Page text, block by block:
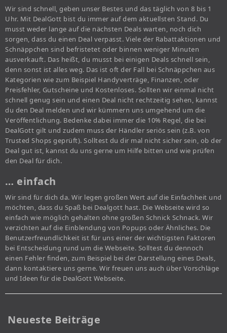
Wir sind schnell, geben unser Bestes und das täglich von 8 bis 1
Uhr. Mit DealGott bist du immer auf dem aktuellsten Stand. Du
musst weder lange auf die nächsten Deals warten, noch dich
sorgen, dass du einen Deal verpasst. Viele der Rabattaktionen und
Schnäppchen sind befristetet oder binnen weniger Minuten
ausverkauft. Das heißt, du musst bei einigen Deals schnell sein,
denn sonst ist alles weg. Das ist oft der Fall bei Schnäppchen aus
Kategorien wie zum Beispiel Handyverträge, Finanzen, oder
Preisfehler, Gutscheine und Kostenloses. Sollten wir einmal nicht
schnell genug sein und einen Deal nicht rechtzeitig sehen, kannst
du den Deal melden und wir kümmern uns umgehend um die
Veröffentlichung. Bedenke dabei immer die 10% Regel, die bei
DealGott gilt und zudem muss der Händler seriös sein (z.B. von
Trusted Shops geprüft). Solltest du dir mal nicht sicher sein, ob der
Deal gut ist, kannst du uns gerne um Hilfe bitten und wie prüfen
den Deal für dich.
… einfach
Wir sind für dich da. Wir legen großen Wert auf die Einfachheit und
möchten, dass du Spaß bei Dealgott hast. Die Webseite wird so
einfach wie möglich gehalten ohne großen Schnick Schnack. Wir
verzichten auf die Einblendung von Popups oder Ähnliches. Die
Benutzerfreundlichkeit ist für uns einer der wichtigsten Faktoren
bei Entscheidung rund um die Webseite. Solltest du dennoch
einen Fehler finden, zum Beispiel bei der Darstellung eines Deals,
dann kontaktiere uns gerne. Wir freuen uns auch über Vorschläge
und Ideen für die DealGott Webseite.
Neueste Beiträge